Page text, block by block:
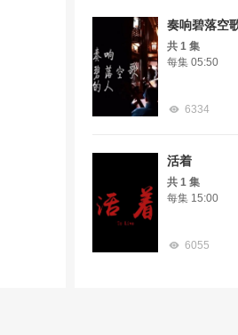
奏响碧落空
共 1 集
每集 05:50
6334
活着
共 1 集
每集 15:00
6055